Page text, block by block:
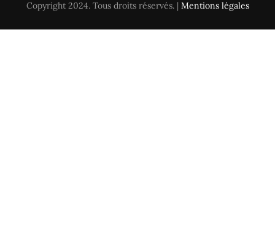
Copyright 2024. Tous droits réservés. | Mentions légales